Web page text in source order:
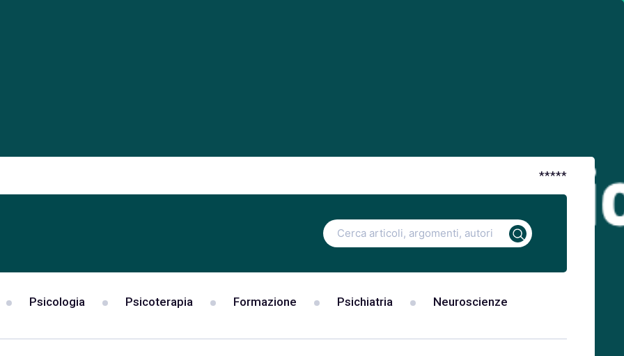
*****
Ricerca
per:
Psicologia Psicoterapia Formazione Psichiatria Neuroscienze